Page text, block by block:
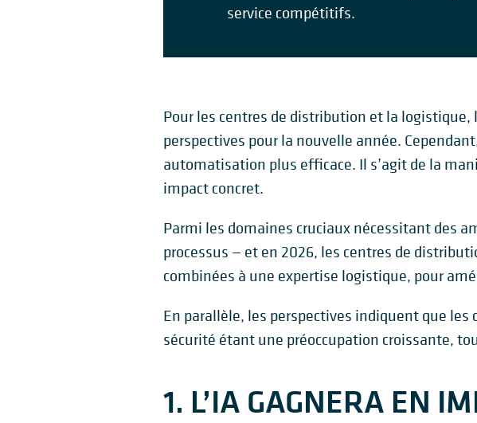
service compétitifs.
Pour les centres de distribution et la
perspectives pour la nouvelle année.
automatisation plus efficace. Il s’agit de la
impact concret.
Parmi les domaines cruciaux nécessitant des
processus — et en 2026, les centres de
combinées à une expertise logistique, pour
En parallèle, les perspectives indiquent que
sécurité étant une préoccupation croissante,
1. L’IA GAGNERA EN